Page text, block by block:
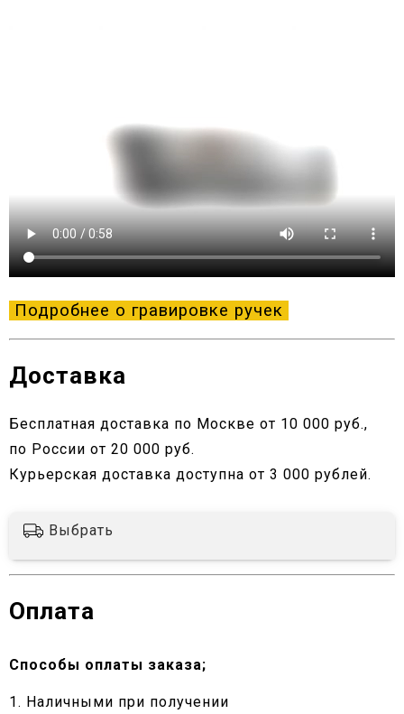
Подробнее о гравировке ручек
Доставка
Бесплатная доставка по Москве от 10 000 руб.,
по России от 20 000 руб.
Курьерская доставка доступна от 3 000 рублей.
Выбрать
Оплата
Способы оплаты заказа;
1. Наличными при получении